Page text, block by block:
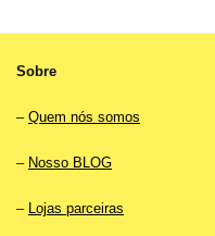
Sobre
– Quem nós somos
– Nosso BLOG
– Lojas parceiras